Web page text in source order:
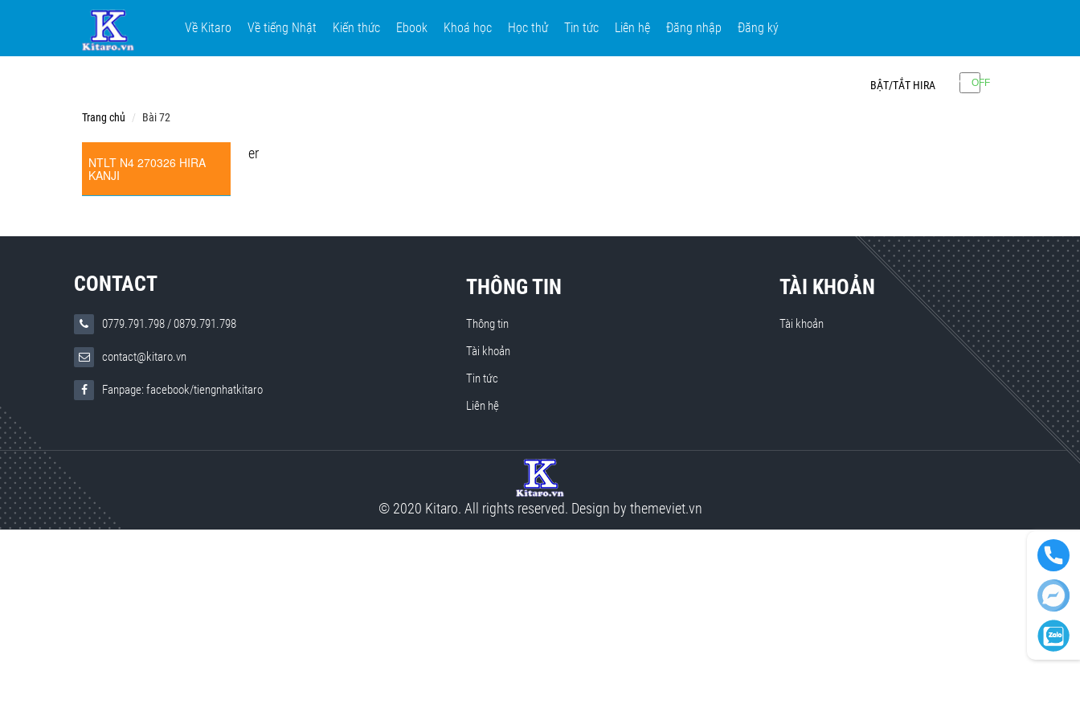
Về Kitaro Về tiếng Nhật Kiến thức Ebook Khoá học Học thử Tin tức Liên hệ Đăng nhập Đăng ký
BẬT/TẮT HIRA
Trang chủ Bài 72
NTLT N4 270326 HIRA
KANJI
er
CONTACT
0779.791.798/0879.791.798
contact@kitaro.vn
Fanpage: facebook/tiengnhatkitaro
THÔNG TIN
Thông tin
Tài khoản
Tin tức
Liên hệ
TÀI KHOẢN
Tài khoản
© 2020 Kitaro. All rights reserved. Design by themeviet.vn